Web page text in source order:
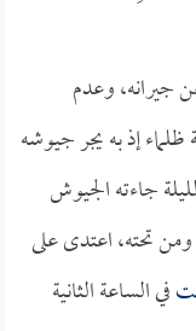
جيرانه، وعدم
ظلماء إذ به يجر جيوشه
جاءته الجيوش
تحته، اعتدى على
في الساعة الثانية